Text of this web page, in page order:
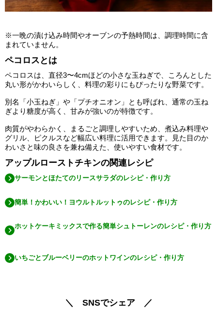
※一晩の漬け込み時間やオーブンの予熱時間は、調理時間に含
まれていません。
ペコロスとは
ペコロスは、直径3〜4cmほどの小さな玉ねぎで、ころんとした
丸い形がかわいらしく、料理の彩りにもぴったりな野菜です。
別名「小玉ねぎ」や「プチオニオン」とも呼ばれ、通常の玉ね
ぎより糖度が高く、甘みが強いのが特徴です。
肉質がやわらかく、まるごと調理しやすいため、煮込み料理や
グリル、ピクルスなど幅広い料理に活用できます。見た目のか
わいさと味の良さを兼ね備えた、使いやすい食材です。
アップルローストチキンの関連レシピ
サーモンとほたてのリースサラダのレシピ・作り方
簡単！かわいい！ヨウルトルットゥのレシピ・作り方
ホットケーキミックスで作る簡単シュトーレンのレシピ・作り方
いちごとブルーベリーのホットワインのレシピ・作り方
＼ SNSでシェア ／